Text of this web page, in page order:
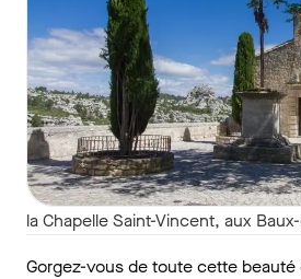
la Chapelle Saint-Vincent, aux
Gorgez-vous de toute cette